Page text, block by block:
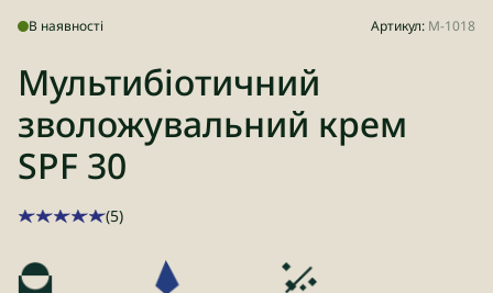
В наявності Артикул: М-1018
Мультибіотичний
зволожувальний крем
SPF 30
(5)